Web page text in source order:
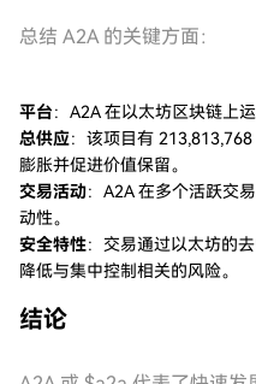
总结 A2A 的关键方面：
平台：A2A 在以太坊区块链上
总供应：该项目有
膨胀并促进价值保留。
交易活动：A2A 在多个活跃交
动性。
安全特性：交易通过以太坊的
降低与集中控制相关的风险。
结论